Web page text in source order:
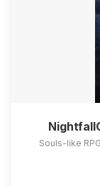
Souls-like